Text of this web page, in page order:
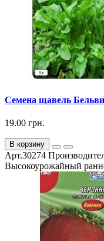
Семена щавель
19.00 грн.
В корзину
Арт.30274
Высокоурожайный